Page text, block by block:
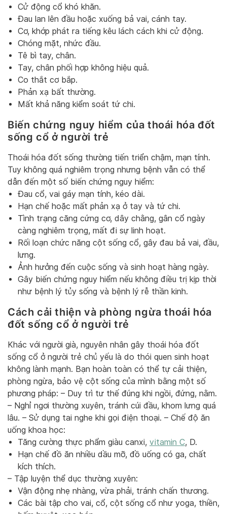
Cử động cổ khó khăn.
Đau lan lên đầu hoặc xuống bả vai, cánh tay.
Cơ, khớp phát ra tiếng kêu lách cách khi cử động.
Chóng mặt, nhức đầu.
Tê bì tay, chân.
Tay, chân phối hợp không hiệu quả.
Co thắt cơ bắp.
Phản xạ bất thường.
Mất khả năng kiểm soát tứ chi.
Biến chứng nguy hiểm của thoái hóa đốt
sống cổ ở người trẻ
Thoái hóa đốt sống thường tiến triển chậm, mạn tính.
Tuy không quá nghiêm trọng nhưng bệnh vẫn có thể
dẫn đến một số biến chứng nguy hiểm:
Đau cổ, vai gáy mạn tính, kéo dài.
Hạn chế hoặc mất phản xạ ở tay và tứ chi.
Tình trạng căng cứng cơ, dây chằng, gân cổ ngày
càng nghiêm trọng, mất đi sự linh hoạt.
Rối loạn chức năng cột sống cổ, gây đau bả vai, đầu,
lưng.
Ảnh hưởng đến cuộc sống và sinh hoạt hàng ngày.
Gây biến chứng nguy hiểm nếu không điều trị kịp thời
như bệnh lý tủy sống và bệnh lý rễ thần kinh.
Cách cải thiện và phòng ngừa thoái hóa
đốt sống cổ ở người trẻ
Khác với người già, nguyên nhân gây thoái hóa đốt
sống cổ ở người trẻ chủ yếu là do thói quen sinh hoạt
không lành mạnh. Bạn hoàn toàn có thể tự cải thiện,
phòng ngừa, bảo vệ cột sống của mình bằng một số
phương pháp: – Duy trì tư thế đúng khi ngồi, đứng, nằm.
– Nghỉ ngơi thường xuyên, tránh cúi đầu, khom lưng quá
lâu. – Sử dụng tai nghe khi gọi điện thoại. – Chế độ ăn
uống khoa học:
Tăng cường thực phẩm giàu canxi, vitamin C, D.
Hạn chế đồ ăn nhiều dầu mỡ, đồ uống có ga, chất
kích thích.
– Tập luyện thể dục thường xuyên:
Vận động nhẹ nhàng, vừa phải, tránh chấn thương.
Các bài tập cho vai, cổ, cột sống cổ như yoga, thiền,